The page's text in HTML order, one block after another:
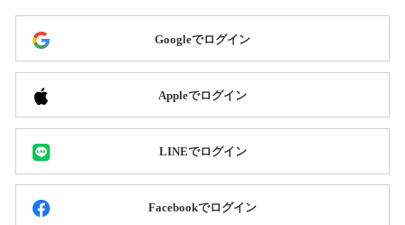
Googleでログイン
Appleでログイン
LINEでログイン
Facebookでログイン